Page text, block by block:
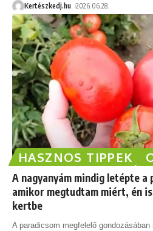
Kertészkedj.hu 2026.06.28.
HASZNOS TIPPEK
A nagyanyám mindig letépte a
amikor megtudtam miért, én
kertbe
A paradicsom megfelelő